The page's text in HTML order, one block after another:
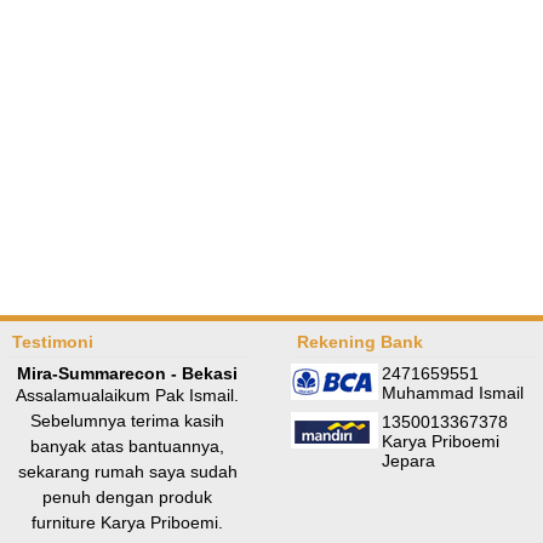
Testimoni
Mira-Summarecon - Bekasi
Assalamualaikum Pak Ismail.
Sebelumnya terima kasih
banyak atas bantuannya,
sekarang rumah saya sudah
penuh dengan produk
furniture Karya Priboemi.
Rekening Bank
2471659551
Muhammad Ismail
1350013367378
Karya Priboemi
Jepara